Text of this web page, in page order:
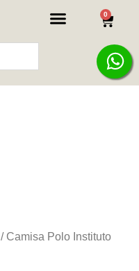
0
/ Camisa Polo Instituto